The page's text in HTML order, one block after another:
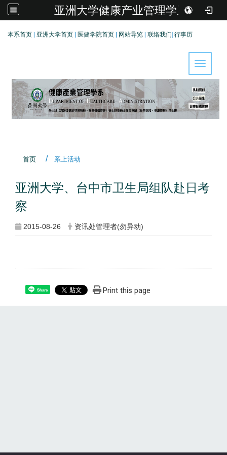
亚洲大学健康产业管理学系
本系首页 亚洲大学首页 医健学院首页 网站导览 联络我们 行事历
Toggle
首页 系上活动
亚洲大学、台中市卫生局组队赴日考
察
2015-08-26 资讯处管理者(勿异动)
Share Print this page